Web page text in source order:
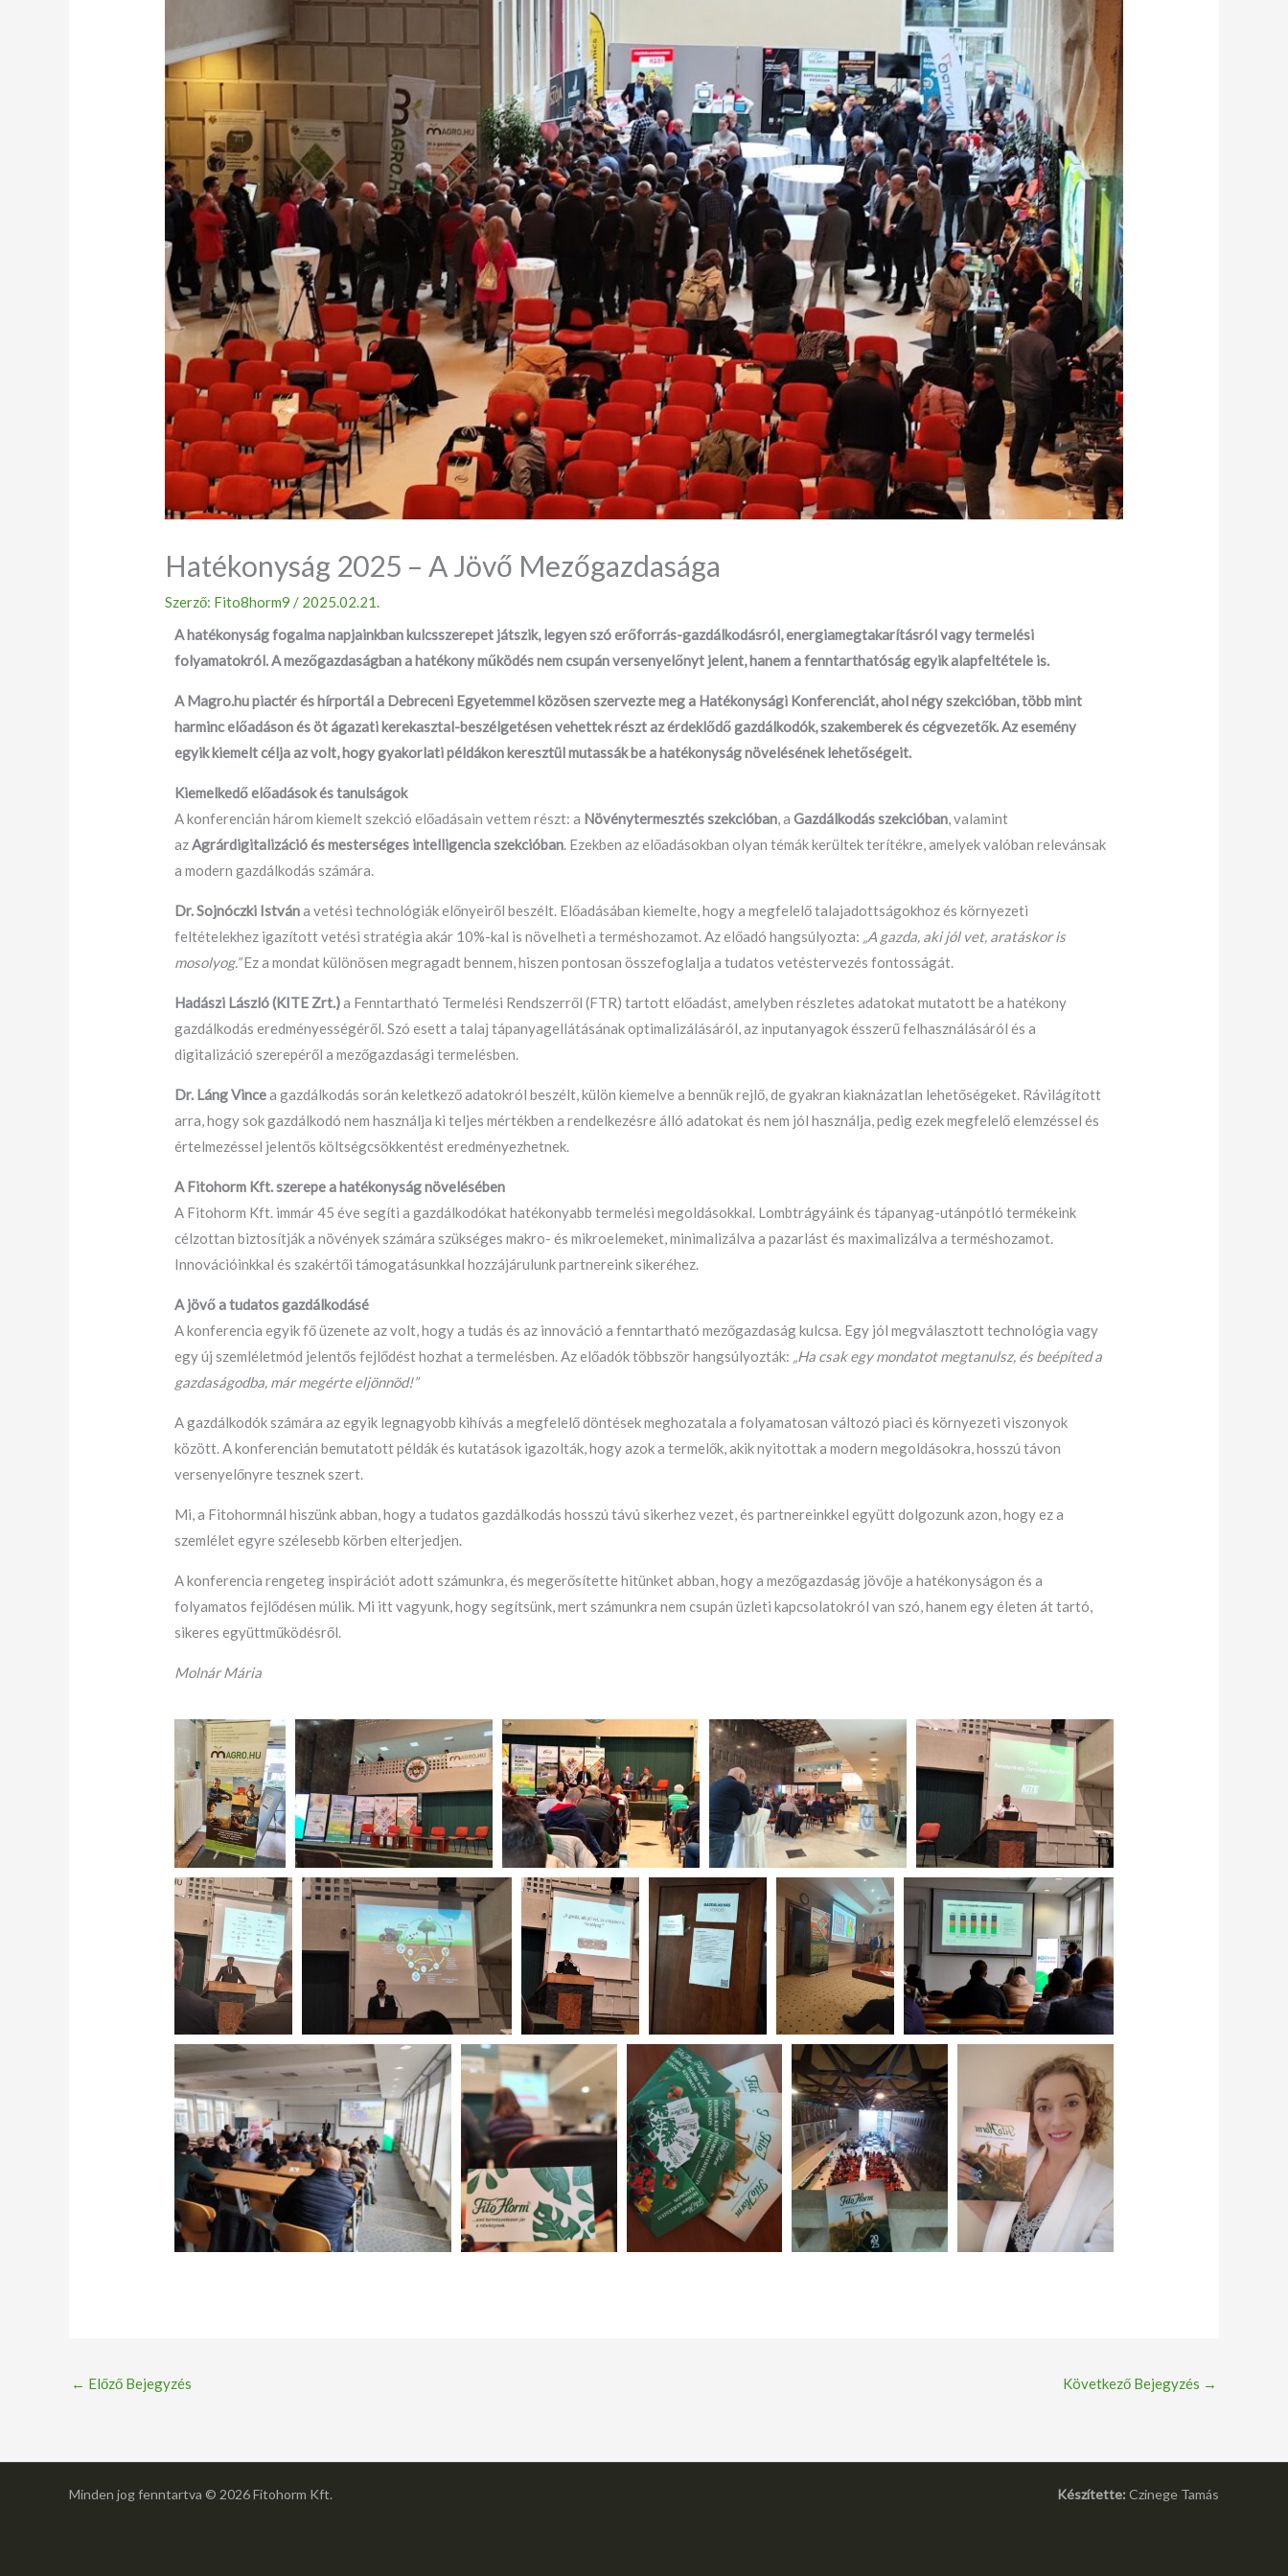
Hatékonyság 2025 – A Jövő Mezőgazdasága
Szerző: Fito8horm9/ 2025.02.21.
A hatékonyság fogalma napjainkban kulcsszerepet játszik, legyen szó erőforrás-gazdálkodásról, energiamegtakarításról vagy termelési
folyamatokról. A mezőgazdaságban a hatékony működés nem csupán versenyelőnyt jelent, hanem a fenntarthatóság egyik alapfeltétele is.
A Magro.hu piactér és hírportál a Debreceni Egyetemmel közösen szervezte meg a Hatékonysági Konferenciát, ahol négy szekcióban, több mint
harminc előadáson és öt ágazati kerekasztal-beszélgetésen vehettek részt az érdeklődő gazdálkodók, szakemberek és cégvezetők. Az esemény
egyik kiemelt célja az volt, hogy gyakorlati példákon keresztül mutassák be a hatékonyság növelésének lehetőségeit.
Kiemelkedő előadások és tanulságok
A konferencián három kiemelt szekció előadásain vettem részt: a Növénytermesztés szekcióban, aGazdálkodás szekcióban, valamint
azAgrárdigitalizáció és mesterséges intelligencia szekcióban. Ezekben az előadásokban olyan témák kerültek terítékre, amelyek valóban relevánsak
a modern gazdálkodás számára.
Dr. Sojnóczki Istvána vetési technológiák előnyeiről beszélt. Előadásában kiemelte, hogy a megfelelő talajadottságokhoz és környezeti
feltételekhez igazított vetési stratégia akár 10%-kal is növelheti a terméshozamot. Az előadó hangsúlyozta: „A gazda, aki jól vet, aratáskor is
mosolyog.”Ez a mondat különösen megragadt bennem, hiszen pontosan összefoglalja a tudatos vetéstervezés fontosságát.
Hadászi László (KITE Zrt.)a Fenntartható Termelési Rendszerről (FTR) tartott előadást, amelyben részletes adatokat mutatott be a hatékony
gazdálkodás eredményességéről. Szó esett a talaj tápanyagellátásának optimalizálásáról, az inputanyagok ésszerű felhasználásáról és a
digitalizáció szerepéről a mezőgazdasági termelésben.
Dr. Láng Vincea gazdálkodás során keletkező adatokról beszélt, külön kiemelve a bennük rejlő, de gyakran kiaknázatlan lehetőségeket. Rávilágított
arra, hogy sok gazdálkodó nem használja ki teljes mértékben a rendelkezésre álló adatokat és nem jól használja, pedig ezek megfelelő elemzéssel és
értelmezéssel jelentős költségcsökkentést eredményezhetnek.
A Fitohorm Kft. szerepe a hatékonyság növelésében
A Fitohorm Kft. immár 45 éve segíti a gazdálkodókat hatékonyabb termelési megoldásokkal. Lombtrágyáink és tápanyag-utánpótló termékeink
célzottan biztosítják a növények számára szükséges makro- és mikroelemeket, minimalizálva a pazarlást és maximalizálva a terméshozamot.
Innovációinkkal és szakértői támogatásunkkal hozzájárulunk partnereink sikeréhez.
A jövő a tudatos gazdálkodásé
A konferencia egyik fő üzenete az volt, hogy a tudás és az innováció a fenntartható mezőgazdaság kulcsa. Egy jól megválasztott technológia vagy
egy új szemléletmód jelentős fejlődést hozhat a termelésben. Az előadók többször hangsúlyozták: „Ha csak egy mondatot megtanulsz, és beépíted a
gazdaságodba, már megérte eljönnöd!”
A gazdálkodók számára az egyik legnagyobb kihívás a megfelelő döntések meghozatala a folyamatosan változó piaci és környezeti viszonyok
között. A konferencián bemutatott példák és kutatások igazolták, hogy azok a termelők, akik nyitottak a modern megoldásokra, hosszú távon
versenyelőnyre tesznek szert.
Mi, a Fitohormnál hiszünk abban, hogy a tudatos gazdálkodás hosszú távú sikerhez vezet, és partnereinkkel együtt dolgozunk azon, hogy ez a
szemlélet egyre szélesebb körben elterjedjen.
A konferencia rengeteg inspirációt adott számunkra, és megerősítette hitünket abban, hogy a mezőgazdaság jövője a hatékonyságon és a
folyamatos fejlődésen múlik. Mi itt vagyunk, hogy segítsünk, mert számunkra nem csupán üzleti kapcsolatokról van szó, hanem egy életen át tartó,
sikeres együttműködésről.
Molnár Mária
← Előző Bejegyzés Következő Bejegyzés →
Minden jog fenntartva © 2026 Fitohorm Kft. Készítette: Czinege Tamás